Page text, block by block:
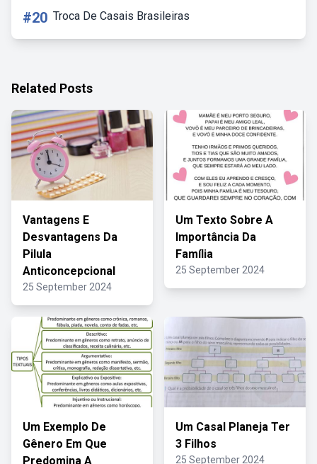
#20 Troca De Casais Brasileiras
Related Posts
Vantagens E
Desvantagens Da
Pilula
Anticoncepcional
25 September 2024
Um Texto Sobre A
Importância Da
Família
25 September 2024
Um Exemplo De
Gênero Em Que
Predomina A
Um Casal Planeja Ter
3 Filhos
25 September 2024